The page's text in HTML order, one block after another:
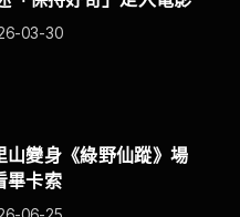
03-30
山變身《綠野仙蹤》場
卡索